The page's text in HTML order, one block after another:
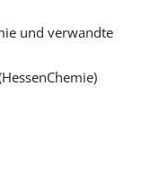
und verwandte